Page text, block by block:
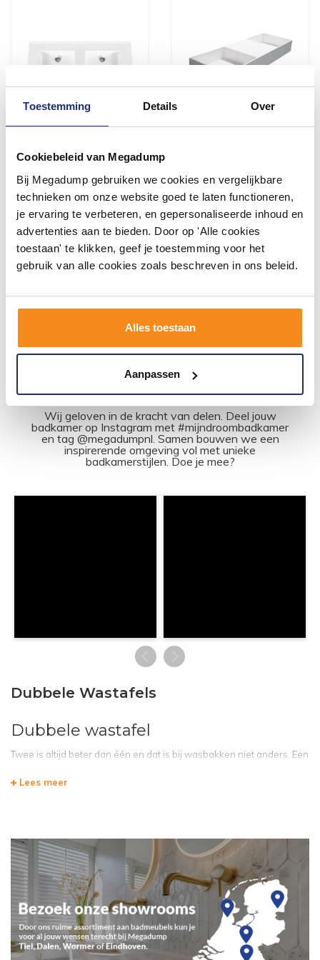
Toestemming Details Over
Cookiebeleid van Megadump
Bij Megadump gebruiken we cookies en vergelijkbare
technieken om onze website goed te laten functioneren,
je ervaring te verbeteren, en gepersonaliseerde inhoud en
advertenties aan te bieden. Door op 'Alle cookies
toestaan' te klikken, geef je toestemming voor het
gebruik van alle cookies zoals beschreven in ons beleid.
Alles toestaan
Aanpassen
Zonder Kraangaten
Wit Voor 14:00 besteld,
volgende (werk)dag in huis
789,33
652,34
Meer info
1 tot 3 werkdagen
1.230,57
1.017,00
Meer info
#mijndroombadkamer
Wij geloven in de kracht van delen. Deel jouw
badkamer op Instagram met #mijndroombadkamer
en tag @megadumpnl. Samen bouwen we een
inspirerende omgeving vol met unieke
badkamerstijlen. Doe je mee?
Dubbele Wastafels
Dubbele wastafel
Twee is altijd beter dan één en dat is bij wasbakken niet anders. Een
ook nog eens mooi en luxueus uit. Een wastafel met twee
maken van dit type wastafel. Zo hoeft u bijvoorbeeld ’s ochtends
niet langer op uw partner, huisgenoot of kinderen te wachten. Wilt u
op hetzelfde moment uw tanden poetsen, handen wassen of make-
up aanbrengen? Met een dubbele wastafel kunnen deze
handelingen gecombineerd worden, wat veel stress en druk
wegneemt. U vindt bij Megadump verschillende modellen wastafels
met een dubbele wasbak in diverse stijlen, waarmee u de uitstraling
van uw badkamer kunt beïnvloeden.
Lees meer